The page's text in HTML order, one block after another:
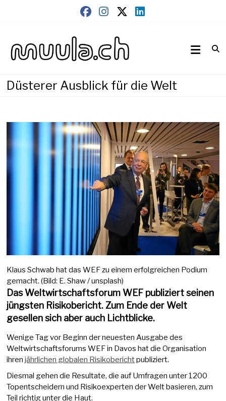
muula.ch
Düsterer Ausblick für die Welt
Klaus Schwab hat das WEF zu einem erfolgreichen Podium
gemacht. (Bild: E. Shaw / unsplash)
Das Weltwirtschaftsforum WEF publiziert seinen
jüngsten Risikobericht. Zum Ende der Welt
gesellen sich aber auch Lichtblicke.
Wenige Tag vor Beginn der neuesten Ausgabe des
Weltwirtschaftsforums WEF in Davos hat die Organisation
ihrenjährlichen globalen Risikoberichtpubliziert.
Diesmal gehen die Resultate, die auf Umfragen unter 1200
Topentscheidern und Risikoexperten der Welt basieren, zum
Teil richtig unter die Haut.